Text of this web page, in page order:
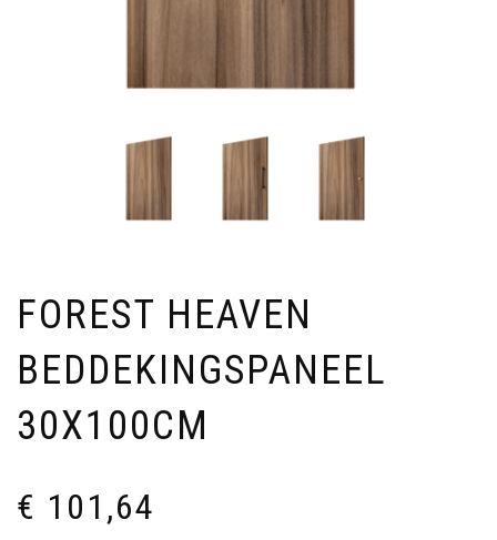
FOREST HEAVEN
BEDDEKINGSPANEEL
30X100CM
€ 101,64